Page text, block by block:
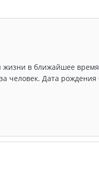
жизни в ближайшее
человек. Дата